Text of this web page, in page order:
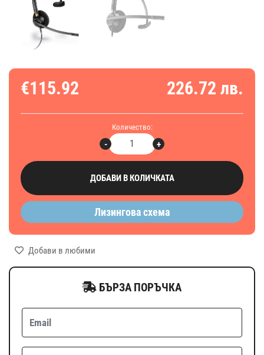
€115.92 226.72 лв.
Количество:
+
-
ДОБАВИ В КОЛИЧКАТА
Лизингова схема
Добави в любими
БЪРЗА ПОРЪЧКА